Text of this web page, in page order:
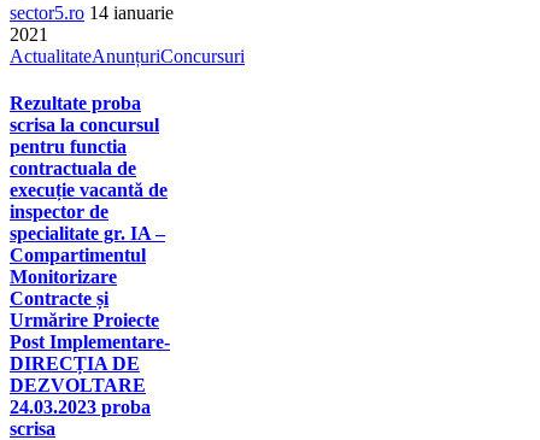
sector5.ro 14 ianuarie
2021
ActualitateAnunțuriConcursuri
Rezultate proba
scrisa la concursul
pentru functia
contractuala de
execuție vacantă de
inspector de
specialitate gr. IA –
Compartimentul
Monitorizare
Contracte și
Urmărire Proiecte
Post Implementare-
DIRECȚIA DE
DEZVOLTARE
24.03.2023 proba
scrisa